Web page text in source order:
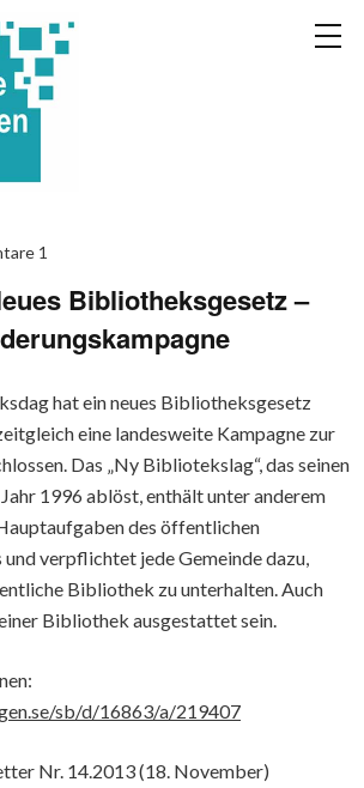
1
Bibliotheksgesetz –
hat ein neues Bibliotheksgesetz
eine landesweite Kampagne zur
Das „Ny Bibliotekslag“, das seinen
1996 ablöst, enthält unter anderem
des öffentlichen
verpflichtet jede Gemeinde dazu,
Bibliothek zu unterhalten. Auch
Bibliothek ausgestattet sein.
sb/d/16863/a/219407
Nr. 14.2013 (18. November)